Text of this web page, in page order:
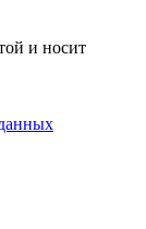
и носит